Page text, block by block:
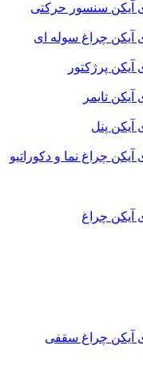
سنسور حرکتی
چراغ سوله ای
پرژکتور
تایمر
پنل
چراغ نما و دکوراتیو
چراغ
چراغ سقفی